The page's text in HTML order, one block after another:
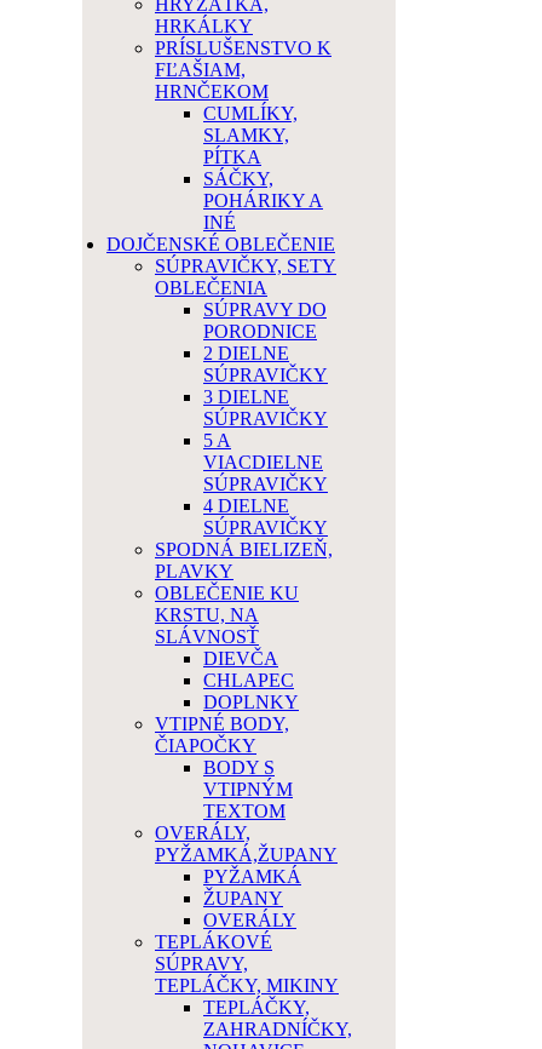
HRYZÁTKA,
HRKÁLKY
PRÍSLUŠENSTVO K
FĽAŠIAM,
HRNČEKOM
CUMLÍKY,
SLAMKY,
PÍTKA
SÁČKY,
POHÁRIKY A
INÉ
DOJČENSKÉ OBLEČENIE
SÚPRAVIČKY, SETY
OBLEČENIA
SÚPRAVY DO
PORODNICE
2 DIELNE
SÚPRAVIČKY
3 DIELNE
SÚPRAVIČKY
5 A
VIACDIELNE
SÚPRAVIČKY
4 DIELNE
SÚPRAVIČKY
SPODNÁ BIELIZEŇ,
PLAVKY
OBLEČENIE KU
KRSTU, NA
SLÁVNOSŤ
DIEVČA
CHLAPEC
DOPLNKY
VTIPNÉ BODY,
ČIAPOČKY
BODY S
VTIPNÝM
TEXTOM
OVERÁLY,
PYŽAMKÁ,ŽUPANY
PYŽAMKÁ
ŽUPANY
OVERÁLY
TEPLÁKOVÉ
SÚPRAVY,
TEPLÁČKY, MIKINY
TEPLÁČKY,
ZAHRADNÍČKY,